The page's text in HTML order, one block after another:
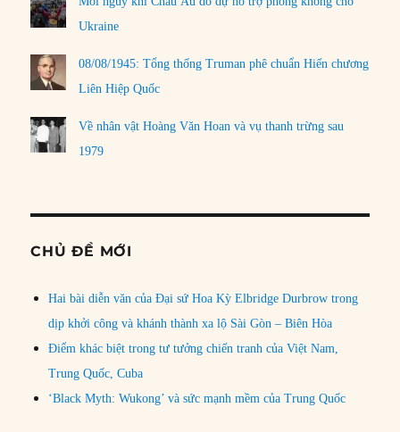
Ukraine
08/08/1945: Tổng thống Truman phê chuẩn Hiến chương
Liên Hiệp Quốc
Về nhân vật Hoàng Văn Hoan và vụ thanh trừng sau
1979
CHỦ ĐỀ MỚI
Hai bài diễn văn của Đại sứ Hoa Kỳ Elbridge Durbrow trong
dịp khởi công và khánh thành xa lộ Sài Gòn – Biên Hòa
Điểm khác biệt trong tư tưởng chiến tranh của Việt Nam,
Trung Quốc, Cuba
‘Black Myth: Wukong’ và sức mạnh mềm của Trung Quốc